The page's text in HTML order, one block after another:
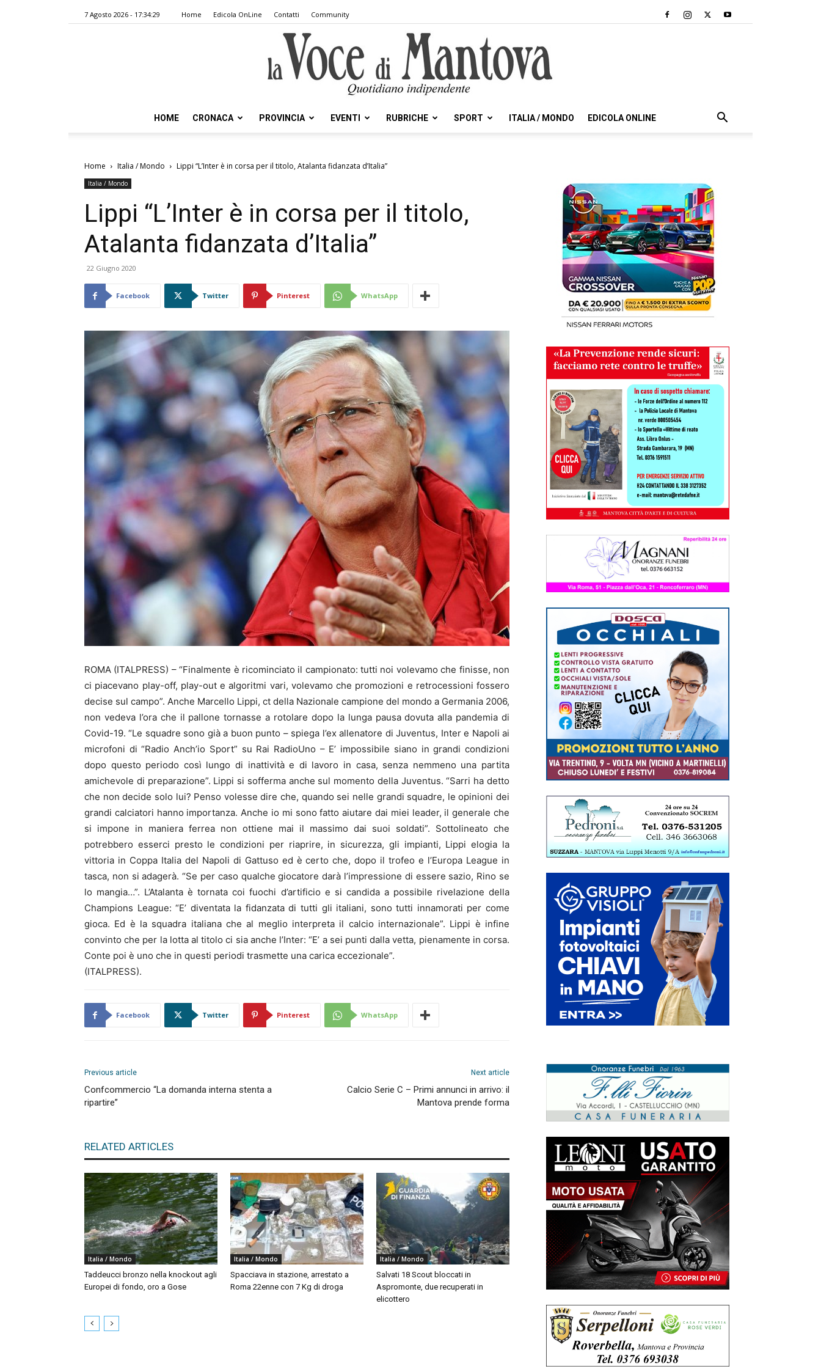
7 Agosto 2026 - 17:34:29 Home Edicola OnLine Contatti Community
Voce
Mantova
HOME CRONACA PROVINCIA EVENTI RUBRICHE SPORT ITALIA / MONDO EDICOLA ONLINE
Home Italia / Mondo Lippi “L’Inter è in corsa per il titolo, Atalanta fidanzata d’Italia”
Italia / Mondo
Lippi “L’Inter è in corsa per il titolo,
Atalanta fidanzata d’Italia”
22 Giugno 2020
Facebook Twitter Pinterest WhatsApp
ROMA (ITALPRESS) – “Finalmente è ricominciato il campionato: tutti noi volevamo che finisse, non
ci piacevano play-off, play-out e algoritmi vari, volevamo che promozioni e retrocessioni fossero
decise sul campo”. Anche Marcello Lippi, ct della Nazionale campione del mondo a Germania 2006,
non vedeva l’ora che il pallone tornasse a rotolare dopo la lunga pausa dovuta alla pandemia di
Covid-19. “Le squadre sono già a buon punto – spiega l’ex allenatore di Juventus, Inter e Napoli ai
microfoni di “Radio Anch’io Sport” su Rai RadioUno – E’ impossibile siano in grandi condizioni
dopo questo periodo così lungo di inattività e di lavoro in casa, senza nemmeno una partita
amichevole di preparazione”. Lippi si sofferma anche sul momento della Juventus. “Sarri ha detto
che non decide solo lui? Penso volesse dire che, quando sei nelle grandi squadre, le opinioni dei
grandi calciatori hanno importanza. Anche io mi sono fatto aiutare dai miei leader, il generale che
si impone in maniera ferrea non ottiene mai il massimo dai suoi soldati”. Sottolineato che
potrebbero esserci presto le condizioni per riaprire, in sicurezza, gli impianti, Lippi elogia la
vittoria in Coppa Italia del Napoli di Gattuso ed è certo che, dopo il trofeo e l’Europa League in
tasca, non si adagerà. “Se per caso qualche giocatore darà l’impressione di essere sazio, Rino se
lo mangia…”. L’Atalanta è tornata coi fuochi d’artificio e si candida a possibile rivelazione della
Champions League: “E’ diventata la fidanzata di tutti gli italiani, sono tutti innamorati per come
gioca. Ed è la squadra italiana che al meglio interpreta il calcio internazionale”. Lippi è infine
convinto che per la lotta al titolo ci sia anche l’Inter: “E’ a sei punti dalla vetta, pienamente in corsa.
Conte poi è uno che in questi periodi trasmette una carica eccezionale”.
(ITALPRESS).
Facebook Twitter Pinterest WhatsApp
Previous article
Confcommercio “La domanda interna stenta a
ripartire”
Next article
Calcio Serie C – Primi annunci in arrivo: il
Mantova prende forma
RELATED ARTICLES
Italia / Mondo
Taddeucci bronzo nella knockout agli
Europei di fondo, oro a Gose
Italia / Mondo
Spacciava in stazione, arrestato a
Roma 22enne con 7 Kg di droga
Italia / Mondo
Salvati 18 Scout bloccati in
Aspromonte, due recuperati in
elicottero